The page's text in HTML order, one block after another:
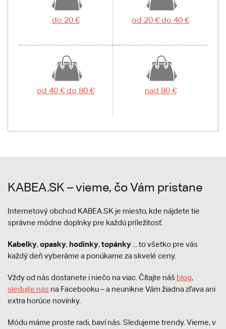
do 20 € od 20 € do 40 €
od 40 € do 80 € nad 80 €
KABEA.SK – vieme, čo Vám pristane
Internetový obchod KABEA.SK je miesto, kde nájdete tie
správne módne doplnky pre každú príležitosť.
Kabelky,opasky, hodinky,topánky ... to všetko pre vás
každý deň vyberáme a ponúkame za skvelé ceny.
Vždy od nás dostanete i niečo na viac. Čítajte náš blog,
sledujte nás na Facebooku – a neunikne Vám žiadna zľava ani
extra horúce novinky.
Módu máme proste radi, baví nás. Sledujeme trendy. Vieme, v